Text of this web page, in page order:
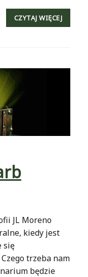
CZYTAJ WIĘCEJ
JL Moreno
kiedy jest
się
trzeba nam
będzie